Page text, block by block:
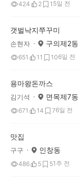
424 2 1 5일 전
갯벌낙지쭈꾸미
손현자 구의제2동
651 11 106일 전
용마왕돈까스
김기석 면목제7동
671 14 76일 전
맛집
구구 인창동
486 5 51주 전